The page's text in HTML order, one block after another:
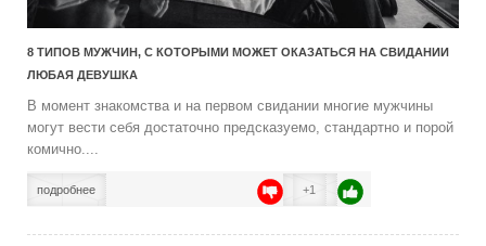
8 ТИПОВ МУЖЧИН, С КОТОРЫМИ МОЖЕТ ОКАЗАТЬСЯ НА СВИДАНИИ
ЛЮБАЯ ДЕВУШКА
В момент знакомства и на первом свидании многие мужчины
могут вести себя достаточно предсказуемо, стандартно и порой
комично....
подробнее +1